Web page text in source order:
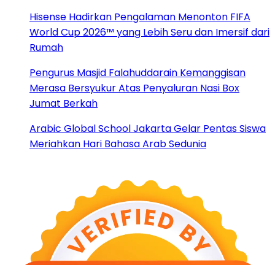
Hisense Hadirkan Pengalaman Menonton FIFA
World Cup 2026™ yang Lebih Seru dan Imersif dari
Rumah
Pengurus Masjid Falahuddarain Kemanggisan
Merasa Bersyukur Atas Penyaluran Nasi Box
Jumat Berkah
Arabic Global School Jakarta Gelar Pentas Siswa
Meriahkan Hari Bahasa Arab Sedunia